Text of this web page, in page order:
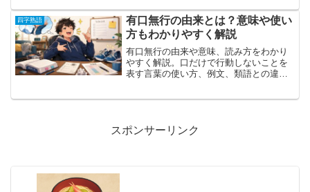
四字熟語
有口無行の由来とは？意味や使い
方もわかりやすく解説
有口無行の由来や意味、読み方をわかり
やすく解説。口だけで行動しないことを
表す言葉の使い方、例文、類語との違
スポンサーリンク